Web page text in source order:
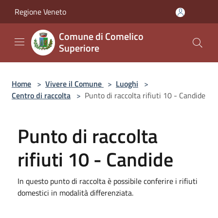
Regione Veneto
Comune di Comelico
Superiore
Home > Vivere il Comune > Luoghi >
Centro di raccolta > Punto di raccolta rifiuti 10 - Candide
Punto di raccolta
rifiuti 10 - Candide
In questo punto di raccolta è possibile conferire i rifiuti
domestici in modalità differenziata.